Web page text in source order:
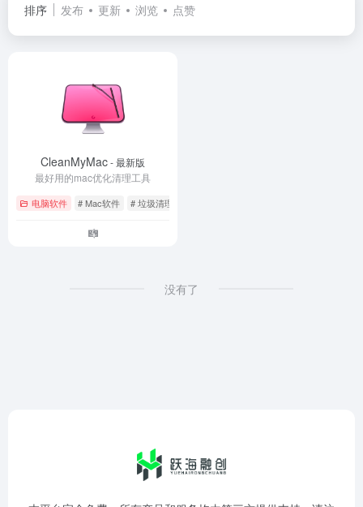
排序 发布 更新 浏览 点赞
CleanMyMac- 最新版
最好用的mac优化清理工具
电脑软件 # Mac软件 # 垃圾清理
没有了